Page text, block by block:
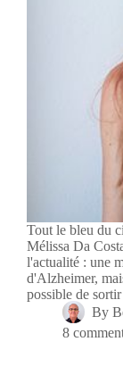
Tout le bleu du
Mélissa Da
l'actualité : une
d'Alzheimer,
possible de
By
8